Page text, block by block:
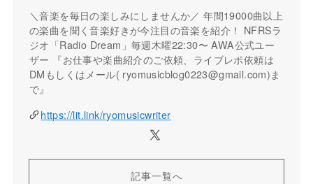
＼音楽を毎日の楽しみにしませんか／ 年間19000曲以上
の楽曲を聞く音楽好きが今注目の音楽を紹介！ NFRSラ
ジオ「Radio Dream」毎週木曜22:30〜 AWA公式ユー
ザー 『お仕事や楽曲紹介のご依頼、ライブレポ依頼は
DMもしくはメール( ryomusicblog0223@gmail.com)ま
で』
https://lit.link/ryomusicwriter
記事一覧へ